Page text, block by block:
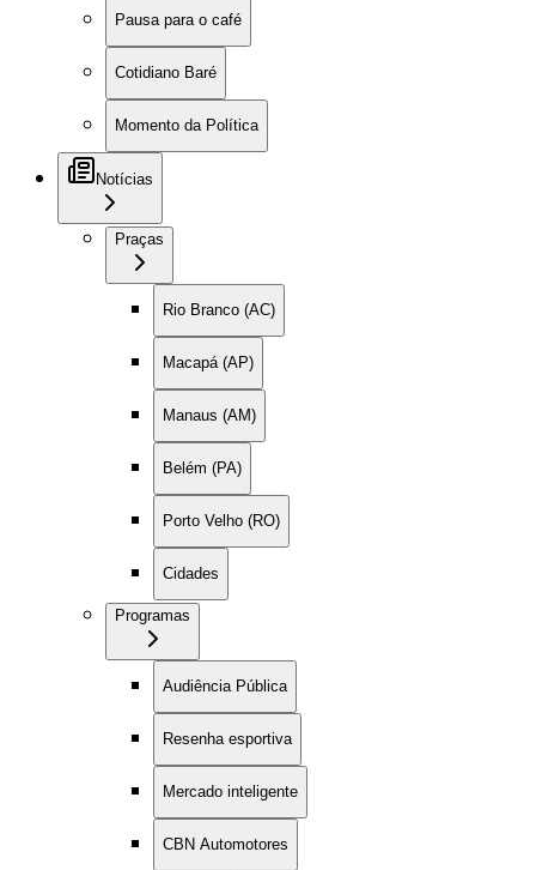
Pausa para o café
Cotidiano Baré
Momento da Política
Notícias
Praças
Rio Branco (AC)
Macapá (AP)
Manaus (AM)
Belém (PA)
Porto Velho (RO)
Cidades
Programas
Audiência Pública
Resenha esportiva
Mercado inteligente
CBN Automotores